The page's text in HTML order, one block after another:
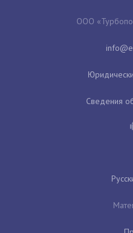
ООО
Сведения